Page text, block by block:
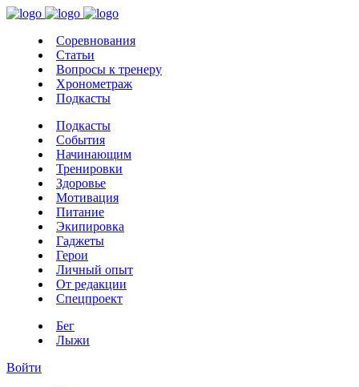
Соревнования
Статьи
Вопросы к тренеру
Хронометраж
Подкасты
Подкасты
События
Начинающим
Тренировки
Здоровье
Мотивация
Питание
Экипировка
Гаджеты
Герои
Личный опыт
От редакции
Спецпроект
Бег
Лыжи
Войти